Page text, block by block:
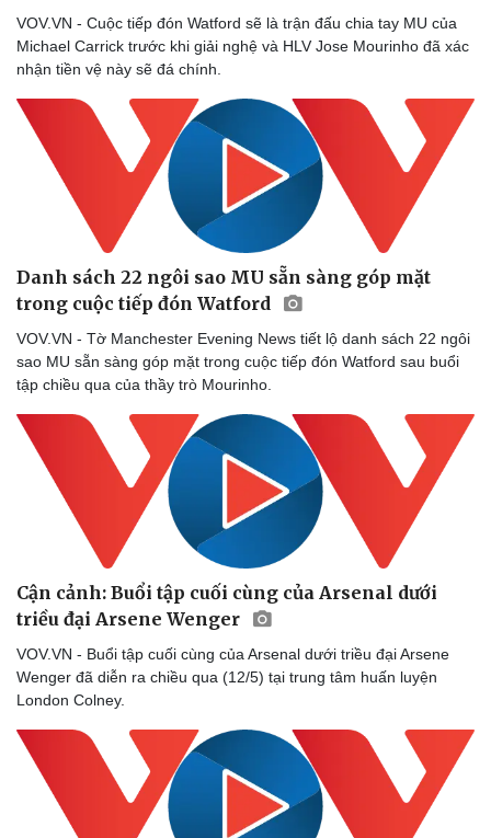
eSports
Hậu trường
VOV.VN - Cuộc tiếp đón Watford sẽ là trận đấu chia tay MU của
Michael Carrick trước khi giải nghệ và HLV Jose Mourinho đã xác
nhận tiền vệ này sẽ đá chính.
Danh sách 22 ngôi sao MU sẵn sàng góp mặt
trong cuộc tiếp đón Watford
VOV.VN - Tờ Manchester Evening News tiết lộ danh sách 22 ngôi
sao MU sẵn sàng góp mặt trong cuộc tiếp đón Watford sau buổi
tập chiều qua của thầy trò Mourinho.
Cận cảnh: Buổi tập cuối cùng của Arsenal dưới
triều đại Arsene Wenger
VOV.VN - Buổi tập cuối cùng của Arsenal dưới triều đại Arsene
Wenger đã diễn ra chiều qua (12/5) tại trung tâm huấn luyện
London Colney.